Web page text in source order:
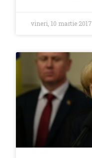
vineri, 10 martie 2017